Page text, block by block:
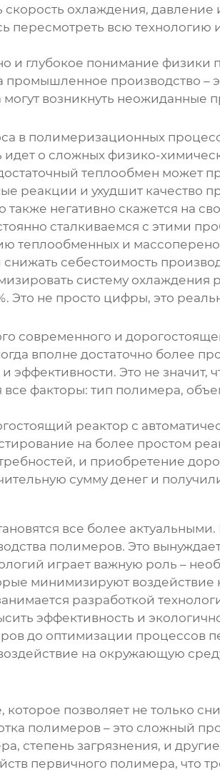
охлаждения, давление
пересмотреть всю технологию
и глубокое понимание физики
промышленное производство –
могут возникнуть неожиданные
в полимеризационных
о сложных физико-
теплообмен может
реакции и ухудшит качество
негативно скажется на
сталкиваемся с этими
теплообменных и
себестоимость
систему охлаждения
Это не просто цифры, это
современного и
вполне достаточно более
Это не значит,
факторы: тип полимера,
реактор с
на более простом
и приобретение
сумму денег и
все более
полимеров. Это
играет важную роль –
минимизируют
разработкой
эффективность и
до оптимизации процессов
на окружающую
позволяет не только
полимеров – это сложный
степень загрязнения, и
первичного полимера, что